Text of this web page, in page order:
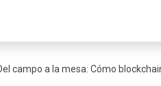
campo a la mesa: Cómo